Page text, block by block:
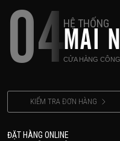
04HỆ THỐNG
MAI
CỬA HÀNG
KIỂM TRA ĐƠN HÀNG
ĐẶT HÀNG ONLINE